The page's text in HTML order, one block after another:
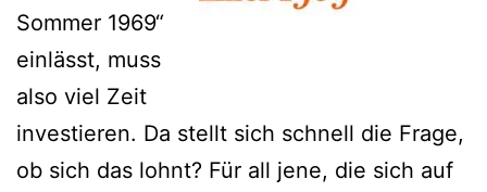
Sommer 1969“
einlässt, muss
also viel Zeit
investieren. Da stellt sich schnell die Frage,
ob sich das lohnt? Für all jene, die sich auf